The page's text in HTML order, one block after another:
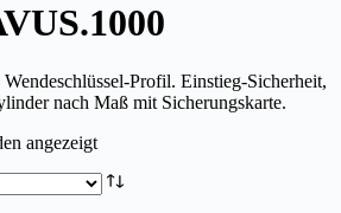
Profil. Einstieg-Sicherheit,
nach Maß mit Sicherungskarte.
angezeigt